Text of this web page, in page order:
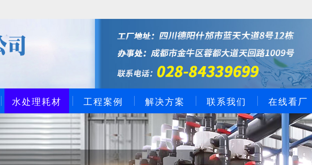
水处理耗材 工程案例 解决方案 联系我们 在线看厂